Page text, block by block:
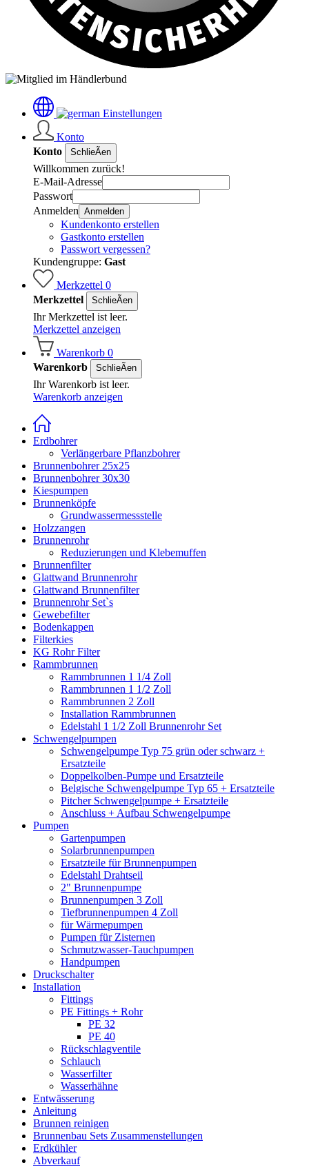
Einstellungen
Konto
Konto
SchlieÃen
Willkommen zurück!
E-Mail-Adresse
Passwort
Anmelden Anmelden
Kundenkonto erstellen
Gastkonto erstellen
Passwort vergessen?
Kundengruppe: Gast
Merkzettel 0
Merkzettel
SchlieÃen
Ihr Merkzettel ist leer.
Merkzettel anzeigen
Warenkorb 0
Warenkorb
SchlieÃen
Ihr Warenkorb ist leer.
Warenkorb anzeigen
Erdbohrer
Verlängerbare Pflanzbohrer
Brunnenbohrer 25x25
Brunnenbohrer 30x30
Kiespumpen
Brunnenköpfe
Grundwassermessstelle
Holzzangen
Brunnenrohr
Reduzierungen und Klebemuffen
Brunnenfilter
Glattwand Brunnenrohr
Glattwand Brunnenfilter
Brunnenrohr Set`s
Gewebefilter
Bodenkappen
Filterkies
KG Rohr Filter
Rammbrunnen
Rammbrunnen 1 1/4 Zoll
Rammbrunnen 1 1/2 Zoll
Rammbrunnen 2 Zoll
Installation Rammbrunnen
Edelstahl 1 1/2 Zoll Brunnenrohr Set
Schwengelpumpen
Schwengelpumpe Typ 75 grün oder schwarz +
Ersatzteile
Doppelkolben-Pumpe und Ersatzteile
Belgische Schwengelpumpe Typ 65 + Ersatzteile
Pitcher Schwengelpumpe + Ersatzteile
Anschluss + Aufbau Schwengelpumpe
Pumpen
Gartenpumpen
Solarbrunnenpumpen
Ersatzteile für Brunnenpumpen
Edelstahl Drahtseil
2" Brunnenpumpe
Brunnenpumpen 3 Zoll
Tiefbrunnenpumpen 4 Zoll
für Wärmepumpen
Pumpen für Zisternen
Schmutzwasser-Tauchpumpen
Handpumpen
Druckschalter
Installation
Fittings
PE Fittings + Rohr
PE 32
PE 40
Rückschlagventile
Schlauch
Wasserfilter
Wasserhähne
Entwässerung
Anleitung
Brunnen reinigen
Brunnenbau Sets Zusammenstellungen
Erdkühler
Abverkauf